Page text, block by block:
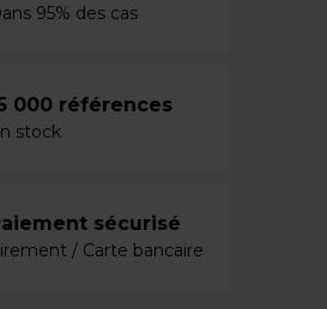
95% des cas
000 références
stock
sécurisé
/ Carte bancaire